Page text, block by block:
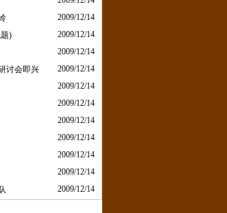
2009/12/14
)
2009/12/14
2009/12/14
讨会即兴
2009/12/14
2009/12/14
2009/12/14
2009/12/14
2009/12/14
2009/12/14
2009/12/14
2009/12/14